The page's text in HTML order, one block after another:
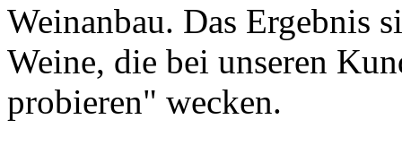
Weinanbau. Das Ergebnis
Weine, die bei unseren
probieren" wecken.